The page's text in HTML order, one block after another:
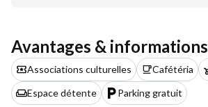
Avantages & informations
Associations culturelles Cafétéria
Espace détente
Parking gratuit